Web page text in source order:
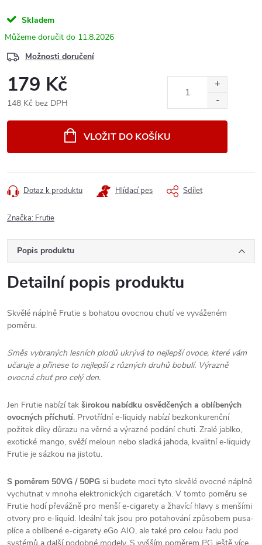
Skladem
11.8.2026
Možnosti doručení
179 Kč
148 Kč bez DPH
VLOŽIT DO KOŠÍKU
Dotaz k produktu Hlídací pes Sdílet
Značka: Frutie
Popis produktu
Detailní popis produktu
Skvělé náplně Frutie s bohatou ovocnou chutí ve vyváženém
poměru.
Směs vybraných lesních plodů ukrývá to nejlepší ovoce, které vám
učaruje a přinese to nejlepší z různých druhů bobulí. Výrazně
ovocná chuť pro celý den.
Jen Frutie nabízí tak širokou nabídku osvědčených a oblíbených
ovocných příchutí. Prvotřídní e-liquidy nabízí bezkonkurenční
požitek díky důrazu na věrné a výrazné podání chuti. Zralé jablko,
exotické mango, svěží meloun nebo sladká jahoda, kvalitní e-liquidy
Frutie je sázkou na jistotu.
S poměrem 50VG / 50PG si budete moci tyto skvělé ovocné náplně
vychutnat v mnoha elektronických cigaretách. V tomto poměru se
Frutie hodí převážně pro menší e-cigarety a žhavící hlavy s menšími
otvory pro e-liquid. Ideální tak jsou pro potahování způsobem pusa-
plíce a oblíbené e-cigarety eGo AIO, ale také pro celou řadu pod